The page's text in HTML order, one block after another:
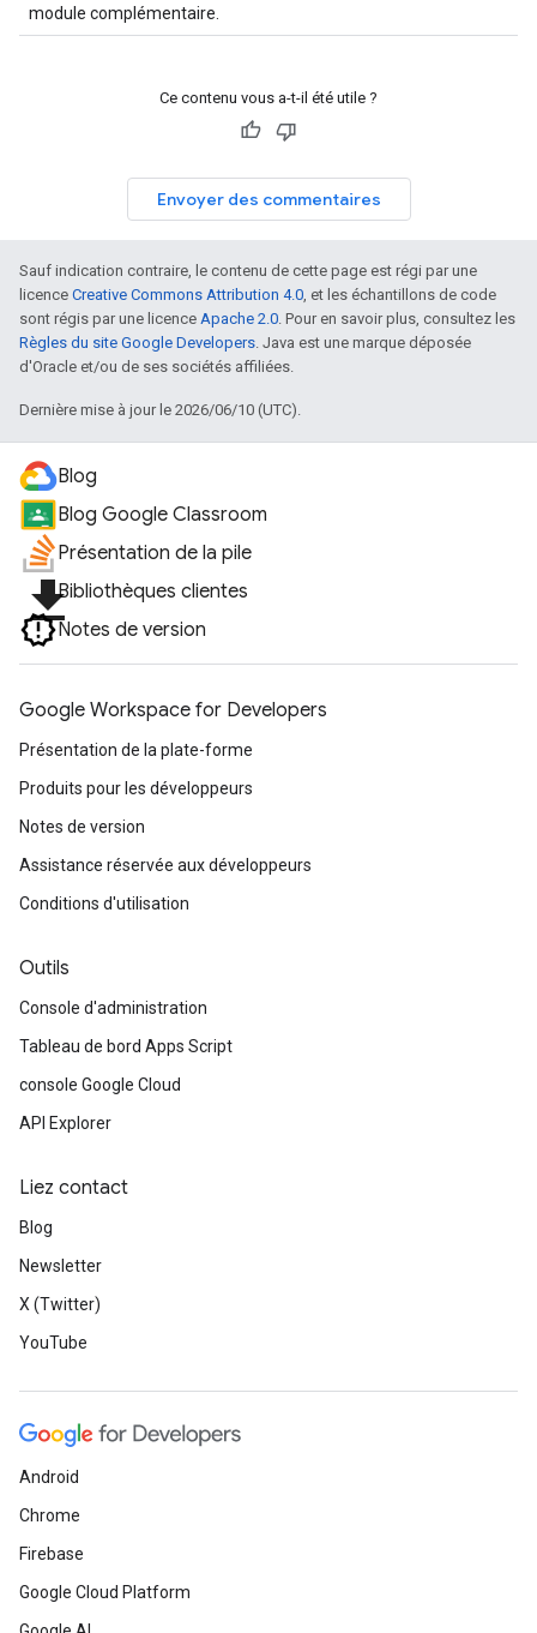
module complémentaire.
Ce contenu vous a-t-il été utile ?
Envoyer des commentaires
Sauf indication contraire, le contenu de cette page est régi par une
licence Creative Commons Attribution 4.0, et les échantillons de code
sont régis par une licence Apache 2.0. Pour en savoir plus, consultez les
Règles du site Google Developers. Java est une marque déposée
d'Oracle et/ou de ses sociétés affiliées.
Dernière mise à jour le 2026/06/10 (UTC).
Blog
Blog Google Classroom
Présentation de la pile
file_downloadBibliothèques clientes
Notes de version
Google Workspace for Developers
Présentation de la plate-forme
Produits pour les développeurs
Notes de version
Assistance réservée aux développeurs
Conditions d'utilisation
Outils
Console d'administration
Tableau de bord Apps Script
console Google Cloud
API Explorer
Liez contact
Blog
Newsletter
X (Twitter)
YouTube
Android
Chrome
Firebase
Google Cloud Platform